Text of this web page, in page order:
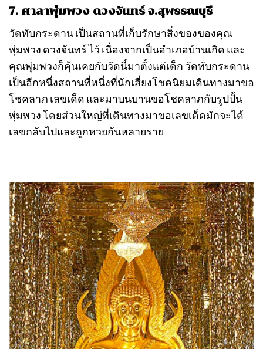
7. ศาลาพุ่มพวง ดวงจันทร์ จ.สุพรรณบุรี
วัดทับกระดาน เป็นสถานที่เก็บรักษาสิ่งของของคุณ
พุ่มพวง ดวงจันทร์ ไว้ เนื่องจากเป็นอำเภอบ้านเกิด และ
คุณพุ่มพวงก็คุ้นเคยกับวัดนี้มาตั้งแต่เด็ก วัดทับกระดาน
เป็นอีกหนึ่งสถานที่หนึ่งที่นักเสี่ยงโชคนิยมเดินทางมาขอ
โชคลาภ เลขเด็ด และมาบนบานขอโชคลาภกับรูปปั้น
พุ่มพวง โดยส่วนใหญ่ที่เดินทางมาขอเลขเด็ดมักจะได้
เลขกลับไปและถูกหวยกันหลายราย